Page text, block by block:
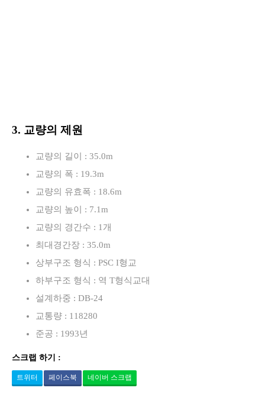
3. 교량의 제원
교량의 길이 : 35.0m
교량의 폭 : 19.3m
교량의 유효폭 : 18.6m
교량의 높이 : 7.1m
교량의 경간수 : 1개
최대경간장 : 35.0m
상부구조 형식 : PSC I형교
하부구조 형식 : 역 T형식교대
설계하중 : DB-24
교통량 : 118280
준공 : 1993년
스크랩 하기 :
트위터 페이스북 네이버 스크랩